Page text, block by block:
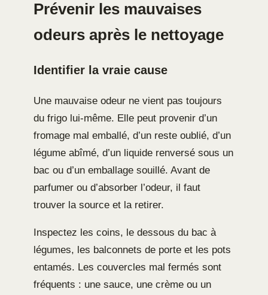
Prévenir les mauvaises
odeurs après le nettoyage
Identifier la vraie cause
Une mauvaise odeur ne vient pas toujours
du frigo lui-même. Elle peut provenir d’un
fromage mal emballé, d’un reste oublié, d’un
légume abîmé, d’un liquide renversé sous un
bac ou d’un emballage souillé. Avant de
parfumer ou d’absorber l’odeur, il faut
trouver la source et la retirer.
Inspectez les coins, le dessous du bac à
légumes, les balconnets de porte et les pots
entamés. Les couvercles mal fermés sont
fréquents : une sauce, une crème ou un